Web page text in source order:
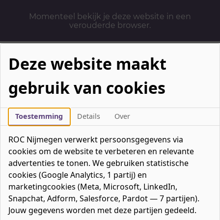
Momenteel bekijk je deze website in een
verouderde browser.
Mbo-opleidingen
Werken & Leren
Mavo / havo / vwo
Contact
Over ons
Bedrijven
Favorieten0favorieten
Mijn ROC
Zoeken
Deze website maakt
gebruik van cookies
Toestemming Details Over
ROC Nijmegen verwerkt persoonsgegevens via
cookies om de website te verbeteren en relevante
advertenties te tonen. We gebruiken statistische
cookies (Google Analytics, 1 partij) en
marketingcookies (Meta, Microsoft, LinkedIn,
Snapchat, Adform, Salesforce, Pardot — 7 partijen).
Jouw gegevens worden met deze partijen gedeeld.